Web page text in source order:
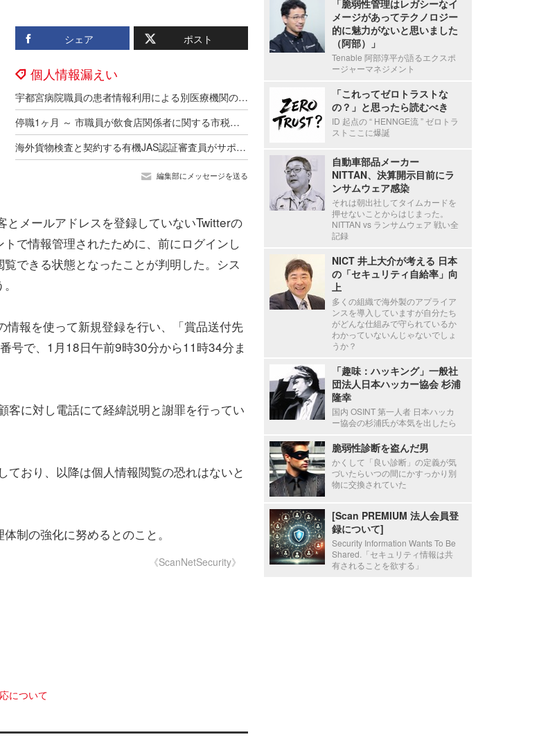
シェア ポスト
個人情報漏えい
宇都宮病院職員の患者情報利用による別医療機関のダイレクトメール郵送、調査の結果 直接的金銭的利益の受領が無いことを確認
停職1ヶ月 ～ 市職員が飲食店関係者に関する市税等の情報を口外
海外貨物検査と契約する有機JAS認証審査員がサポート詐欺被害
編集部にメッセージを送る
メールアドレスを登録していないTwitterの
で情報管理されたために、前にログインし
できる状態となったことが判明した。シス
報を使って新規登録を行い、「賞品送付先
号で、1月18日午前9時30分から11時34分ま
に対し電話にて経緯説明と謝罪を行ってい
おり、以降は個人情報閲覧の恐れはないと
制の強化に努めるとのこと。
《ScanNetSecurity》
について
「脆弱性管理はレガシーなイ
メージがあってテクノロジー
的に魅力がないと思いました
（阿部）」
Tenable 阿部淳平が語るエクスポ
ージャーマネジメント
「これってゼロトラストな
の？」と思ったら読むべき
ID 起点の “ HENNGE流 ” ゼロトラ
ストここに爆誕
自動車部品メーカー
NITTAN、決算開示目前にラ
ンサムウェア感染
それは朝出社してタイムカードを
押せないことからはじまった。
NITTAN vs ランサムウェア 戦い全
記録
NICT 井上大介が考える 日本
の「セキュリティ自給率」向
上
多くの組織で海外製のアプライア
ンスを導入していますが自分たち
がどんな仕組みで守られているか
わかっていないんじゃないでしょ
うか？
「趣味：ハッキング」一般社
団法人日本ハッカー協会 杉浦
隆幸
国内 OSINT 第一人者 日本ハッカ
ー協会の杉浦氏が本気を出したら
脆弱性診断を盗んだ男
かくして「良い診断」の定義が気
づいたらいつの間にかすっかり別
物に交換されていた
[Scan PREMIUM 法人会員登
録について]
Security Information Wants To Be
Shared.「セキュリティ情報は共
有されることを欲する」